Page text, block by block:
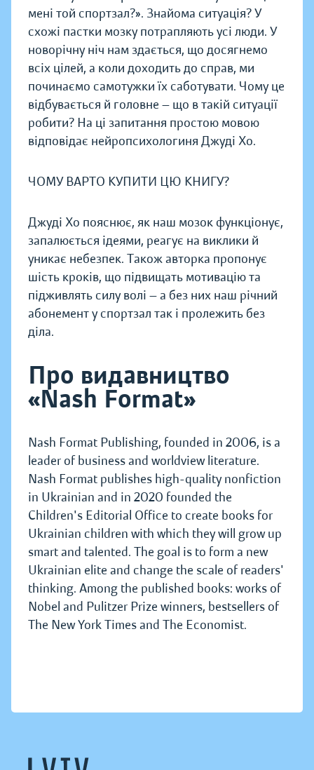
мені той спортзал?». Знайома ситуація? У
схожі пастки мозку потрапляють усі люди. У
новорічну ніч нам здається, що досягнемо
всіх цілей, а коли доходить до справ, ми
починаємо самотужки їх саботувати. Чому це
відбувається й головне — що в такій ситуації
робити? На ці запитання простою мовою
відповідає нейропсихологиня Джуді Хо.
ЧОМУ ВАРТО КУПИТИ ЦЮ КНИГУ?
Джуді Хо пояснює, як наш мозок функціонує,
запалюється ідеями, реагує на виклики й
уникає небезпек. Також авторка пропонує
шість кроків, що підвищать мотивацію та
підживлять силу волі — а без них наш річний
абонемент у спортзал так і пролежить без
діла.
Про видавництво
«Nash Format»
Nash Format Publishing, founded in 2006, is a
leader of business and worldview literature.
Nash Format publishes high-quality nonfiction
in Ukrainian and in 2020 founded the
Children's Editorial Office to create books for
Ukrainian children with which they will grow up
smart and talented. The goal is to form a new
Ukrainian elite and change the scale of readers'
thinking. Among the published books: works of
Nobel and Pulitzer Prize winners, bestsellers of
The New York Times and The Economist.